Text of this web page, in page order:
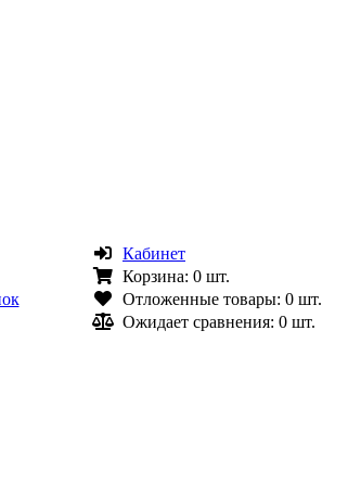
Кабинет
Корзина: 0 шт.
Отложенные товары: 0 шт.
Ожидает сравнения: 0 шт.